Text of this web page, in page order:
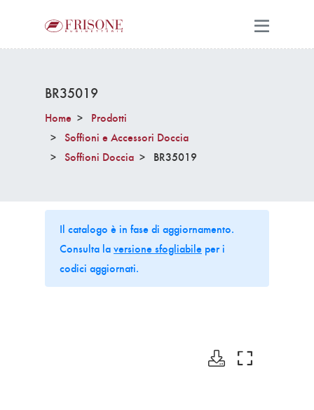
BR35019
Home
Prodotti
Soffioni e Accessori Doccia
Soffioni Doccia
BR35019
Il catalogo è in fase di aggiornamento.
Consulta laversione sfogliabile per i
codici aggiornati.